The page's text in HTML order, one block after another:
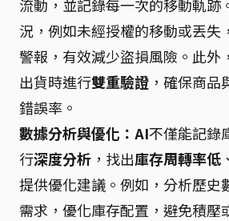
流動，並記錄每一次的移動軌跡
況，例如未經授權的移動或丟失
警報，有效減少盜損風險。此外，
出貨時進行雙重驗證 ，確保商
錯誤率。
數據分析與優化： AI不僅能記錄
行深度分析 ，找出庫存周轉率低
提供優化建議。例如，分析歷史
需求，優化庫存配置，避免積壓